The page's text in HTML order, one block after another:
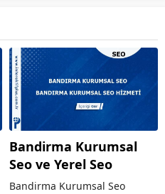
Bandirma Kurumsal
Seo ve Yerel Seo
Bandirma Kurumsal Seo